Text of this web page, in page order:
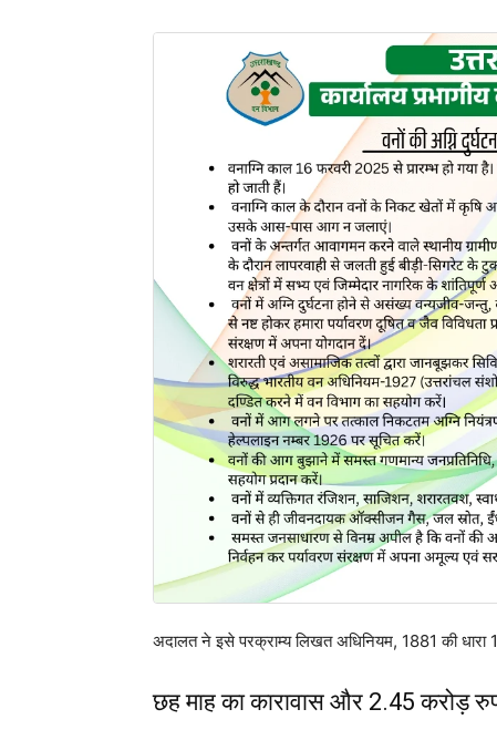
अदालत ने इसे परक्राम्य लिखत अधिनियम, 1881 की धारा
छह माह का कारावास और 2.45 करोड़